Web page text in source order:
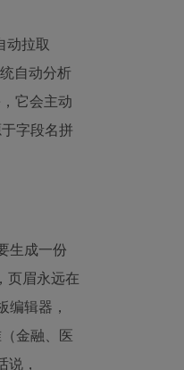
动拉取
自动分析
它会主动
字段名拼
生成一份
页眉永远在
辑器，
金融、医
，